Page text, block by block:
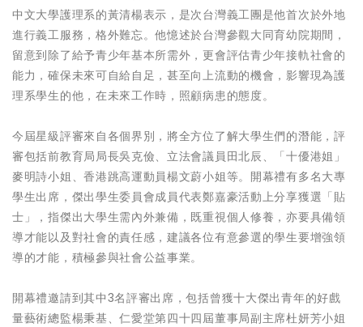
中文大學護理系的黃清楊表示，是次台灣義工團是他首次於外地
進行義工服務，格外難忘。他憶述於台灣參觀大同育幼院期間，
留意到除了給予青少年基本所需外，更會評估青少年接軌社會的
能力，確保未來可自給自足，甚至向上流動的機會，影響現為護
理系學生的他，在未來工作時，照顧病患的態度。
今屆星級評審來自各個界別，將全方位了解大學生們的潛能，評
審包括前教育局局長吳克儉、立法會議員田北辰、「十優港姐」
麥明詩小姐、香港跳高運動員楊文蔚小姐等。開幕禮有多名大專
學生出席，傑出學生委員會成員代表鄭嘉豪活動上分享獲選「貼
士」，指傑出大學生需內外兼備，既重視個人修養，亦要具備領
導才能以及對社會的責任感，建議各位有意參選的學生要增強領
導的才能，積極參與社會公益事業。
開幕禮邀請到其中3名評審出席，包括曾獲十大傑出青年的好戲
量藝術總監楊秉基、仁愛堂第四十四屆董事局副主席杜妍芳小姐